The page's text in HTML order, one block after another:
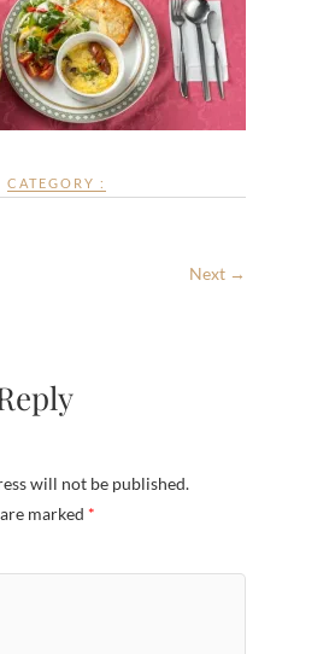
CATEGORY :
Next →
will not be published.
marked *